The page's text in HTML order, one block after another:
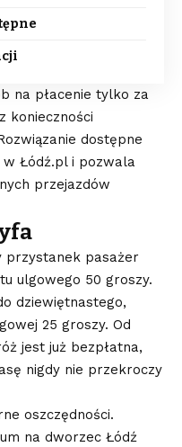
na płacenie tylko za
konieczności
dostępne
Łódź.pl i pozwala
przejazdów
przystanek pasażer
ulgowego 50 groszy.
dziewiętnastego,
25 groszy. Od
jest już bezpłatna,
nigdy nie przekroczy
oszczędności.
na dworzec Łódź